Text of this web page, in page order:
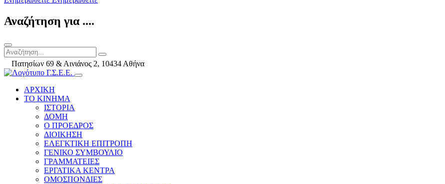
Αναζήτηση για ....
Πατησίων 69 & Αινιάνος 2, 10434 Αθήνα
ΑΡΧΙΚΗ
ΤΟ ΚΙΝΗΜΑ
ΙΣΤΟΡΙΑ
ΔΟΜΗ
Ο ΠΡΟΕΔΡΟΣ
ΔΙΟΙΚΗΣΗ
ΕΛΕΓΚΤΙΚΗ ΕΠΙΤΡΟΠΗ
ΓΕΝΙΚΟ ΣΥΜΒΟΥΛΙΟ
ΓΡΑΜΜΑΤΕΙΕΣ
ΕΡΓΑΤΙΚΑ ΚΕΝΤΡΑ
ΟΜΟΣΠΟΝΔΙΕΣ